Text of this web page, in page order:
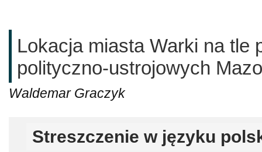
Lokacja miasta Warki na tle
polityczno-ustrojowych
Waldemar Graczyk
Streszczenie w języku